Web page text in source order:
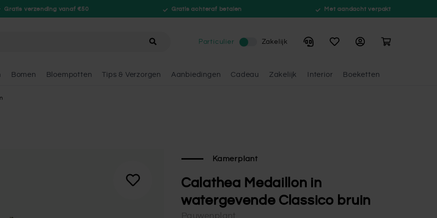
Gratis verzending vanaf €50 Gratis achteraf betalen Met aandacht verpakt
Bomen Bloempotten Tips & Verzorgen Aanbiedingen Cadeau Zakelijk Interior Boeketten
Particulier Zakelijk Winkelwagen
Kamerplant
Calathea Medaillon in
watergevende Classico bruin
Pauwenplant